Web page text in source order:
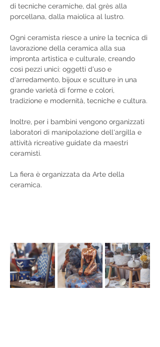
di tecniche ceramiche, dal grès alla
porcellana, dalla maiolica al lustro.
Ogni ceramista riesce a unire la tecnica di
lavorazione della ceramica alla sua
impronta artistica e culturale, creando
così pezzi unici: oggetti d'uso e
d'arredamento, bijoux e sculture in una
grande varietà di forme e colori,
tradizione e modernità, tecniche e cultura.
Inoltre, per i bambini vengono organizzati
laboratori di manipolazione dell'argilla e
attività ricreative guidate da maestri
ceramisti.
La fiera è organizzata da Arte della
ceramica.